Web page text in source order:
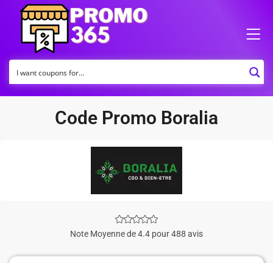
Code Promo Boralia
Note Moyenne de 4.4 pour 488 avis